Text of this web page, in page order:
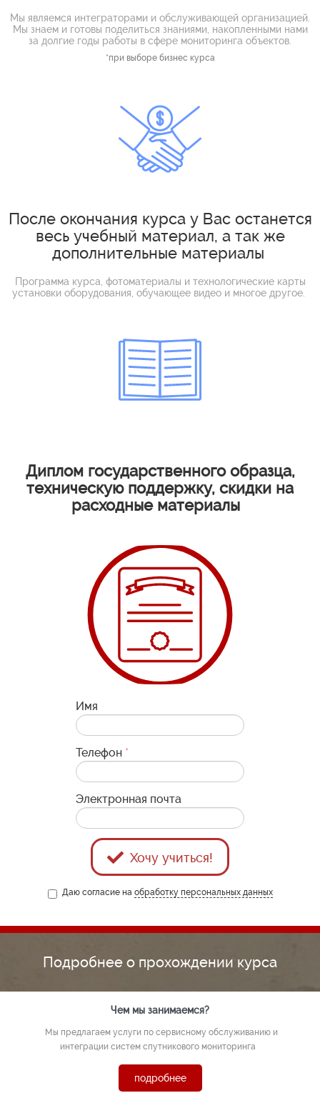
Мы являемся интеграторами и обслуживающей организацией.
Мы знаем и готовы поделиться знаниями, накопленными нами
за долгие годы работы в сфере мониторинга объектов.
*при выборе бизнес курса
После окончания курса у Вас останется
весь учебный материал, а так же
дополнительные материалы
Программа курса, фотоматериалы и технологические карты
установки оборудования, обучающее видео и многое другое.
Диплом государственного образца,
техническую поддержку, скидки на
расходные материалы
Имя
Телефон *
Электронная почта
Хочу учиться!
Даю согласие на обработку персональных данных
Подробнее о прохождении курса
Чем мы занимаемся?
Мы предлагаем услуги по сервисному обслуживанию и
интеграции систем спутникового мониторинга
подробнее